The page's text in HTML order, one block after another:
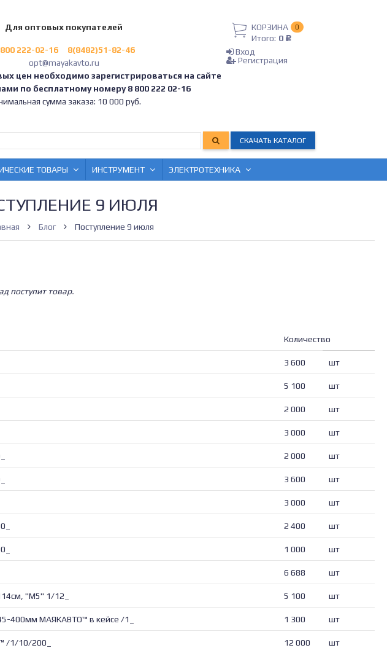
Для оптовых покупателей
222-02-16
8(8482)51-82-46
opt@mayakavto.ru
цен необходимо зарегистрироваться на сайте
по бесплатному номеру 8 800 222 02-16
сумма заказа: 10 000 руб.
КОРЗИНА 0
Итого: 0 Р
Вход
Регистрация
СКАЧАТЬ КАТАЛОГ
ТОВАРЫ ИНСТРУМЕНТ ЭЛЕКТРОТЕХНИКА
9 ИЮЛЯ
Блог Поступление 9 июля
поступит товар.
Количество
3 600 шт
5 100 шт
2 000 шт
3 000 шт
2 000 шт
3 600 шт
3 000 шт
2 400 шт
1 000 шт
6 688 шт
"М5" 1/12_ 5 100 шт
400мм МАЯКАВТО™ в кейсе /1_ 1 300 шт
/1/10/200_ 12 000 шт